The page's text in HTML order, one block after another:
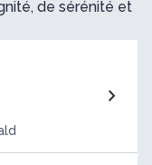
de sérénité et